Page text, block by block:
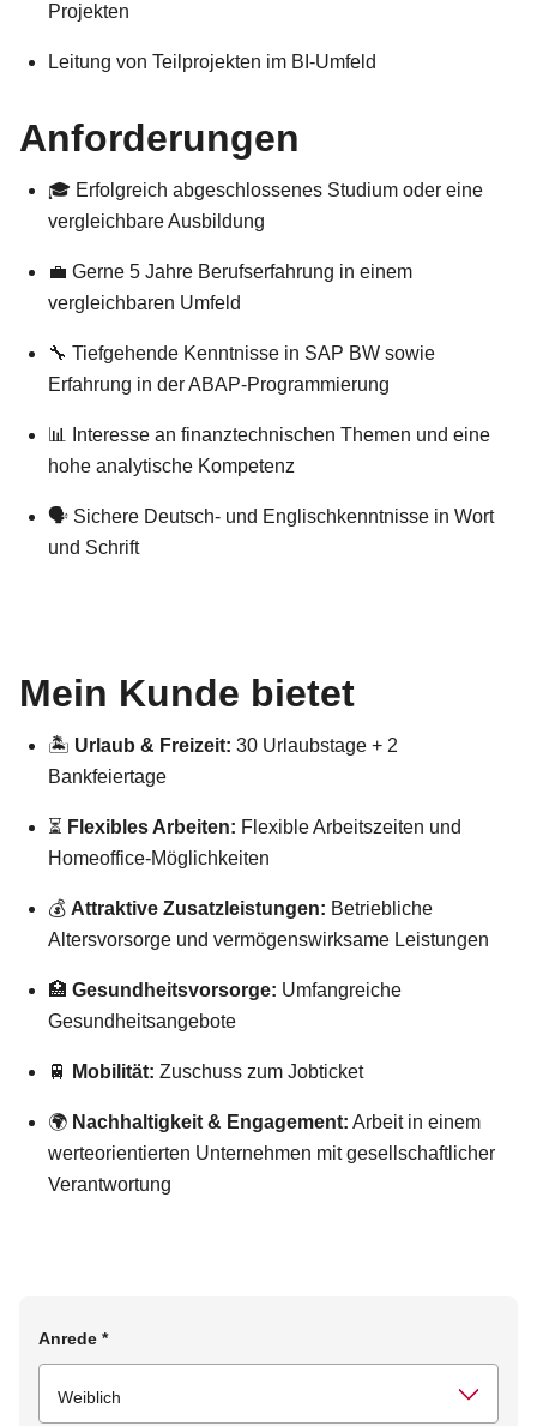
Projekten
Leitung von Teilprojekten im BI-Umfeld
Anforderungen
🎓 Erfolgreich abgeschlossenes Studium oder eine
vergleichbare Ausbildung
💼 Gerne 5 Jahre Berufserfahrung in einem
vergleichbaren Umfeld
🔧 Tiefgehende Kenntnisse in SAP BW sowie
Erfahrung in der ABAP-Programmierung
📊 Interesse an finanztechnischen Themen und eine
hohe analytische Kompetenz
🗣 Sichere Deutsch- und Englischkenntnisse in Wort
und Schrift
Mein Kunde bietet
🏝 Urlaub & Freizeit: 30 Urlaubstage + 2
Bankfeiertage
⏳ Flexibles Arbeiten: Flexible Arbeitszeiten und
Homeoffice-Möglichkeiten
💰 Attraktive Zusatzleistungen: Betriebliche
Altersvorsorge und vermögenswirksame Leistungen
🏥 Gesundheitsvorsorge: Umfangreiche
Gesundheitsangebote
🚆 Mobilität: Zuschuss zum Jobticket
🌍 Nachhaltigkeit & Engagement: Arbeit in einem
werteorientierten Unternehmen mit gesellschaftlicher
Verantwortung
Anrede *